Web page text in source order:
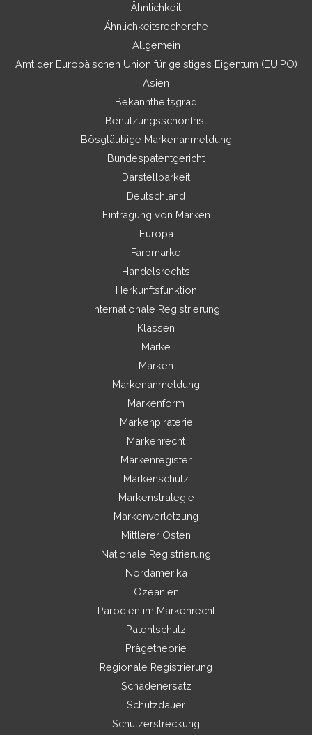
Ähnlichkeit
Ähnlichkeitsrecherche
Allgemein
Amt der Europäischen Union für geistiges Eigentum (EUIPO)
Asien
Bekanntheitsgrad
Benutzungsschonfrist
Bösgläubige Markenanmeldung
Bundespatentgericht
Darstellbarkeit
Deutschland
Eintragung von Marken
Europa
Farbmarke
Handelsrechts
Herkunftsfunktion
Internationale Registrierung
Klassen
Marke
Marken
Markenanmeldung
Markenform
Markenpiraterie
Markenrecht
Markenregister
Markenschutz
Markenstrategie
Markenverletzung
Mittlerer Osten
Nationale Registrierung
Nordamerika
Ozeanien
Parodien im Markenrecht
Patentschutz
Prägetheorie
Regionale Registrierung
Schadenersatz
Schutzdauer
Schutzerstreckung